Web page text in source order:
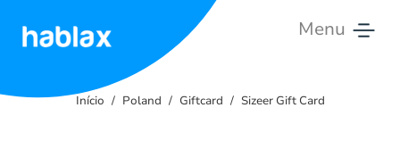
Menu
Início Poland Giftcard Sizeer Gift Card